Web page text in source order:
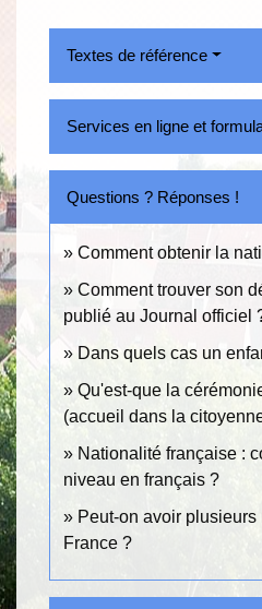
Textes de référence
Services en ligne et
Questions ? Réponses !
Comment obtenir la
Comment trouver son
publié au Journal officiel
Dans quels cas un
Qu'est-que la
(accueil dans la
Nationalité française :
niveau en français ?
Peut-on avoir
France ?